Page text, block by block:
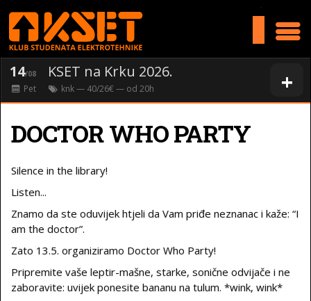
+
14/08 KSET na Krku 2026.
Pet knk— 40/26€ — od 20h
DOCTOR WHO PARTY
Silence in the library!
Listen...
Znamo da ste oduvijek htjeli da Vam priđe neznanac i kaže: “I
am the doctor”.
Zato 13.5. organiziramo Doctor Who Party!
Pripremite vaše leptir-mašne, starke, sonične odvijače i ne
zaboravite: uvijek ponesite bananu na tulum. *wink, wink*